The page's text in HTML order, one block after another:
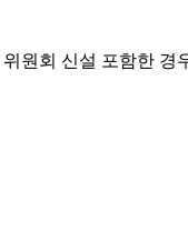
위원회 신설 포함한 경